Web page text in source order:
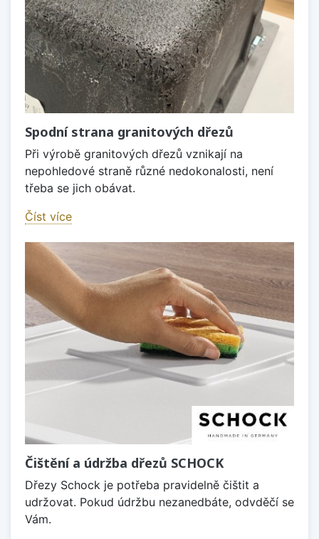
Spodní strana granitových dřezů
Při výrobě granitových dřezů vznikají na
nepohledové straně různé nedokonalosti, není
třeba se jich obávat.
Číst více
Čištění a údržba dřezů SCHOCK
Dřezy Schock je potřeba pravidelně čištit a
udržovat. Pokud údržbu nezanedbáte, odvděčí se
Vám.